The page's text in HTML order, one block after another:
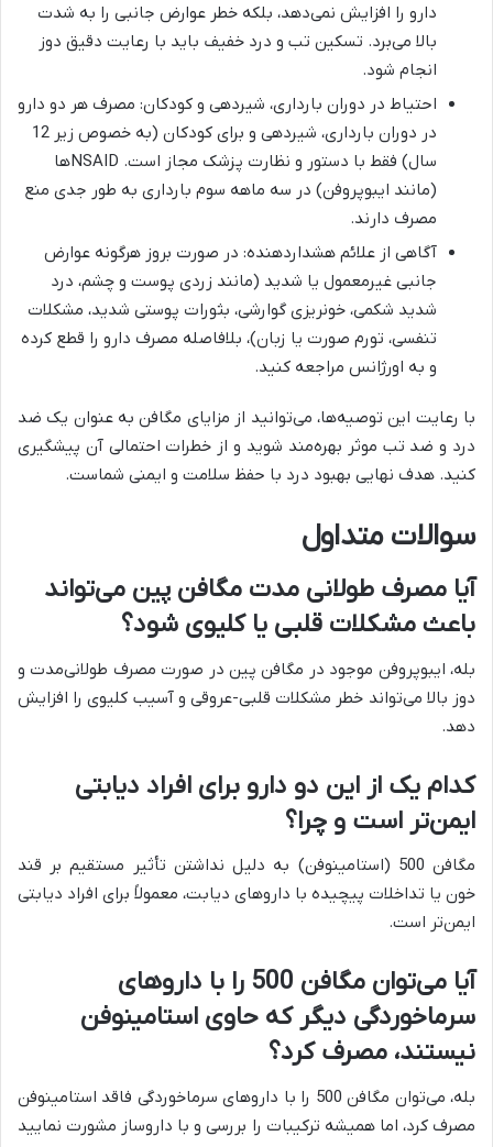
دارو را افزایش نمی‌دهد، بلکه خطر عوارض جانبی را به شدت
بالا می‌برد. تسکین تب و درد خفیف باید با رعایت دقیق دوز
انجام شود.
احتیاط در دوران بارداری، شیردهی و کودکان: مصرف هر دو دارو
در دوران بارداری، شیردهی و برای کودکان (به خصوص زیر 12
سال) فقط با دستور و نظارت پزشک مجاز است. NSAIDها
(مانند ایبوپروفن) در سه ماهه سوم بارداری به طور جدی منع
مصرف دارند.
آگاهی از علائم هشداردهنده: در صورت بروز هرگونه عوارض
جانبی غیرمعمول یا شدید (مانند زردی پوست و چشم، درد
شدید شکمی، خونریزی گوارشی، بثورات پوستی شدید، مشکلات
تنفسی، تورم صورت یا زبان)، بلافاصله مصرف دارو را قطع کرده
و به اورژانس مراجعه کنید.
با رعایت این توصیه‌ها، می‌توانید از مزایای مگافن به عنوان یک ضد
درد و ضد تب موثر بهره‌مند شوید و از خطرات احتمالی آن پیشگیری
کنید. هدف نهایی بهبود درد با حفظ سلامت و ایمنی شماست.
سوالات متداول
آیا مصرف طولانی مدت مگافن پین می‌تواند
باعث مشکلات قلبی یا کلیوی شود؟
بله، ایبوپروفن موجود در مگافن پین در صورت مصرف طولانی‌مدت و
دوز بالا می‌تواند خطر مشکلات قلبی-عروقی و آسیب کلیوی را افزایش
دهد.
کدام یک از این دو دارو برای افراد دیابتی
ایمن‌تر است و چرا؟
مگافن 500 (استامینوفن) به دلیل نداشتن تأثیر مستقیم بر قند
خون یا تداخلات پیچیده با داروهای دیابت، معمولاً برای افراد دیابتی
ایمن‌تر است.
آیا می‌توان مگافن 500 را با داروهای
سرماخوردگی دیگر که حاوی استامینوفن
نیستند، مصرف کرد؟
بله، می‌توان مگافن 500 را با داروهای سرماخوردگی فاقد استامینوفن
مصرف کرد، اما همیشه ترکیبات را بررسی و با داروساز مشورت نمایید